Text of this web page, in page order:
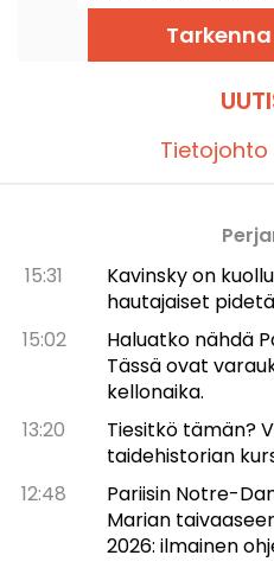
Tietojohto
15:31
Kavinsky on
hautajaiset
15:02
Haluatko nähdä
Tässä ovat
kellonaika.
13:20
Tiesitkö tämän?
taidehistorian
12:48
Pariisin Notre-
Marian
2026: ilmainen